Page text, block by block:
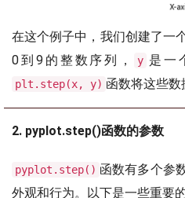
在这个例子中，我们创建了一
0到9的整数序列，
y 是一
plt.step(x, y) 函数将这些数
2. pyplot.step()函数的参数
pyplot.step() 函数有多个参
外观和行为。以下是一些重要